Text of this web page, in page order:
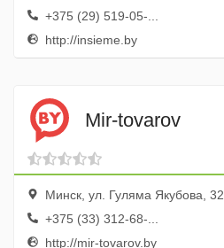
+375 (29) 519-05-...
http://insieme.by
Mir-tovarov
Минск, ул. Гуляма Якубова, 32
+375 (33) 312-68-...
http://mir-tovarov.by